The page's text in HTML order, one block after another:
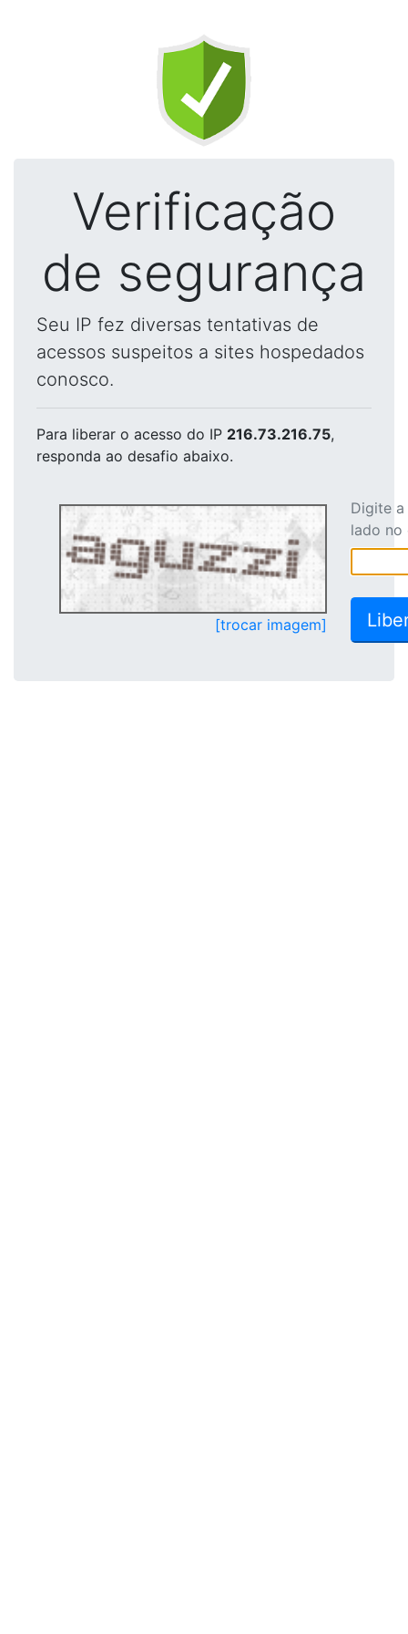
Verificação
de segurança
Seu IP fez diversas tentativas de
acessos suspeitos a sites hospedados
conosco.
Para liberar o acesso do IP 216.73.216.75,
responda ao desafio abaixo.
[trocar imagem]
Digite
lado no